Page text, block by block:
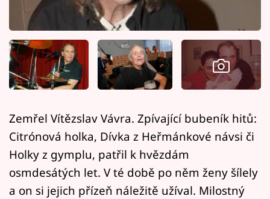
Filmový festival Karlovy Vary
Pořady
Mámy sobě
Sledujte nás
Zemřel Vítězslav Vávra. Zpívající bubeník hitů:
Citrónová holka, Dívka z Heřmánkové návsi či
Holky z gymplu, patřil k hvězdám
osmdesátých let. V té době po něm ženy šílely
a on si jejich přízeň náležitě užíval. Milostný